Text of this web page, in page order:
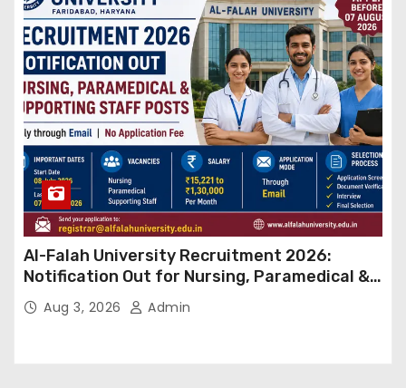
Al-Falah University Recruitment 2026:
Notification Out for Nursing, Paramedical &
Supporting Staff Posts, Apply Through Email
Aug 3, 2026 Admin